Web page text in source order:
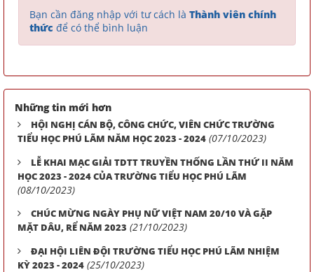
Bạn cần đăng nhập với tư cách là Thành viên chính
thức để có thể bình luận
Những tin mới hơn
HỘI NGHỊ CÁN BỘ, CÔNG CHỨC, VIÊN CHỨC TRƯỜNG
TIỂU HỌC PHÚ LÃM NĂM HỌC 2023 - 2024 (07/10/2023)
LỄ KHAI MẠC GIẢI TDTT TRUYỀN THỐNG LẦN THỨ II NĂM
HỌC 2023 - 2024 CỦA TRƯỜNG TIỂU HỌC PHÚ LÃM
(08/10/2023)
CHÚC MỪNG NGÀY PHỤ NỮ VIỆT NAM 20/10 VÀ GẶP
MẶT DÂU, RỂ NĂM 2023 (21/10/2023)
ĐẠI HỘI LIÊN ĐỘI TRƯỜNG TIỂU HỌC PHÚ LÃM NHIỆM
KỲ 2023 - 2024 (25/10/2023)